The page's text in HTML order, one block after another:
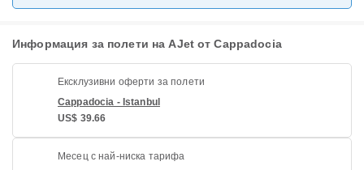
Информация за полети на AJet от Cappadocia
Ексклузивни оферти за полети
Cappadocia - Istanbul
US$ 39.66
Месец с най-ниска тарифа